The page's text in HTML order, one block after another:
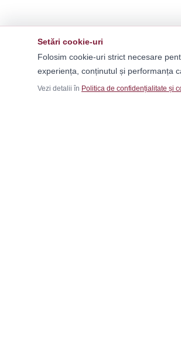
Setări cookie-uri
Folosim cookie-uri strict necesare
experiența, conținutul și performanța
Vezi detalii în Politica de confidențialitate și